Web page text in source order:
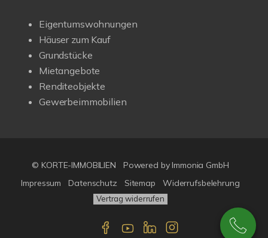
Eigentumswohnungen
Häuser zum Kauf
Grundstücke
Mietangebote
Renditeobjekte
Gewerbeimmobilien
© KORTE-IMMOBILIEN
Powered by Immonia GmbH
Impressum
Datenschutz Sitemap Widerrufsbelehrung
Vertrag widerrufen